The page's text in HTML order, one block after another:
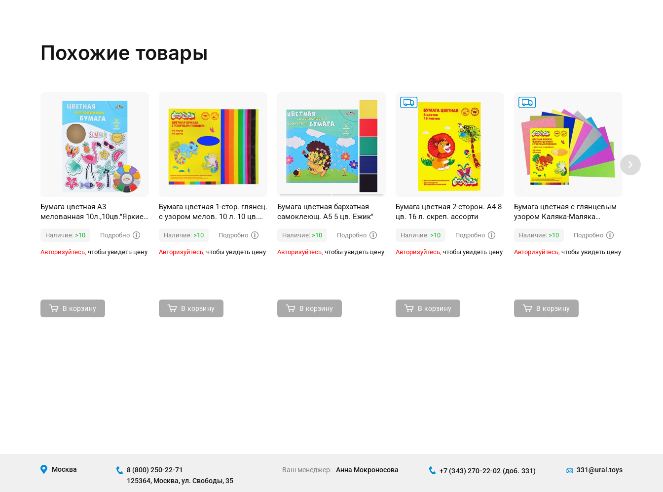
Похожие товары
Бумага цветная А3
мелованная 10л.,10цв."Яркие
Наличие: >10 Подробно
Авторизуйтесь, чтобы увидеть цену
В корзину
Бумага цветная 1-стор. глянец.
с узором мелов. 10 л. 10 цв.
Наличие: >10 Подробно
Авторизуйтесь, чтобы увидеть цену
В корзину
Бумага цветная бархатная
самоклеющ. А5 5 цв."Ежик"
Наличие: >10 Подробно
Авторизуйтесь, чтобы увидеть цену
В корзину
Бумага цветная 2-сторон. А4 8
цв. 16 л. скреп. ассорти
Наличие: >10 Подробно
Авторизуйтесь, чтобы увидеть цену
В корзину
Бумага цветная с глянцевым
узором Каляка-Маляка
золотом и серебром, А4,10 цв
Наличие: >10 Подробно
Авторизуйтесь, чтобы увидеть цену
В корзину
Москва
8 (800) 250-22-71
125364, Москва, ул. Свободы, 35
Ваш менеджер: Анна Мокроносова +7 (343) 270-22-02 (доб. 331) 331@ural.toys